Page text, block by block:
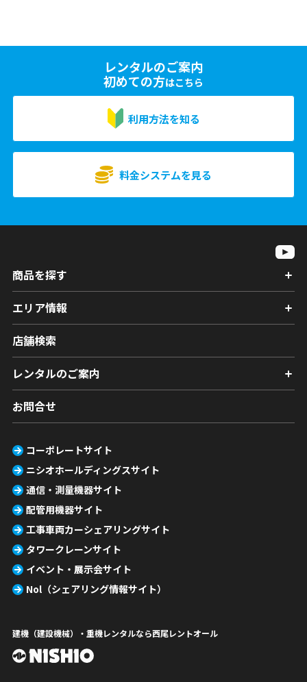
レンタルのご案内
初めての方はこちら
利用方法を知る
料金システムを見る
商品を探す
エリア情報
店舗検索
レンタルのご案内
お問合せ
コーポレートサイト
ニシオホールディングスサイト
通信・測量機器サイト
配管用機器サイト
工事車両カーシェアリングサイト
タワークレーンサイト
イベント・展示会サイト
Nol（シェアリング情報サイト）
建機（建設機械）・重機レンタルなら西尾レントオール